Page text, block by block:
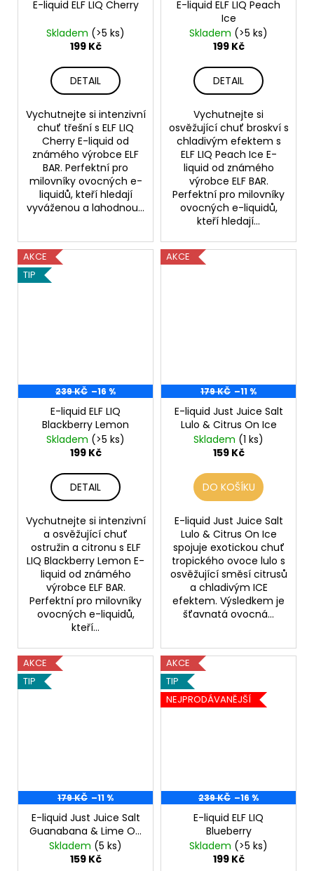
E-liquid ELF LIQ Cherry
Skladem (>5 ks)
199 Kč
DETAIL
Vychutnejte si intenzivní
chuť třešní s ELF LIQ
Cherry E-liquid od
známého výrobce ELF
BAR. Perfektní pro
milovníky ovocných e-
liquidů, kteří hledají
vyváženou a lahodnou...
E-liquid ELF LIQ Peach
Ice
Skladem (>5 ks)
199 Kč
DETAIL
Vychutnejte si
osvěžující chuť broskví s
chladivým efektem s
ELF LIQ Peach Ice E-
liquid od známého
výrobce ELF BAR.
Perfektní pro milovníky
ovocných e-liquidů,
kteří hledají...
AKCE
TIP
239 KČ –16 %
E-liquid ELF LIQ
Blackberry Lemon
Skladem (>5 ks)
199 Kč
DETAIL
Vychutnejte si intenzivní
a osvěžující chuť
ostružin a citronu s ELF
LIQ Blackberry Lemon E-
liquid od známého
výrobce ELF BAR.
Perfektní pro milovníky
ovocných e-liquidů,
kteří...
AKCE
179 KČ –11 %
E-liquid Just Juice Salt
Lulo & Citrus On Ice
Skladem (1 ks)
159 Kč
DO KOŠÍKU
E-liquid Just Juice Salt
Lulo & Citrus On Ice
spojuje exotickou chuť
tropického ovoce lulo s
osvěžující směsí citrusů
a chladivým ICE
efektem. Výsledkem je
šťavnatá ovocná...
AKCE
TIP
179 KČ –11 %
E-liquid Just Juice Salt
Guanabana & Lime On
Ice
Skladem (5 ks)
159 Kč
AKCE
TIP
NEJPRODÁVANĚJŠÍ
239 KČ –16 %
E-liquid ELF LIQ
Blueberry
Skladem (>5 ks)
199 Kč